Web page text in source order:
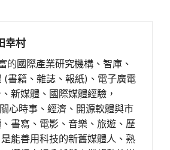
幸村
的國際產業研究機構、智庫、
(書籍、雜誌、報紙)、電子廣電
新媒體、國際媒體經驗，
心時事、經濟、開源軟體與市
書寫、電影、音樂、旅遊、歷
能善用科技的新舊媒體人、熟